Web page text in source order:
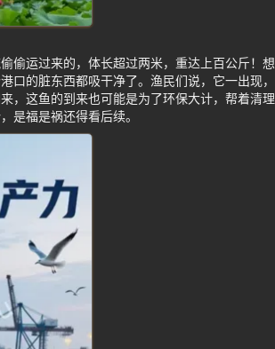
偷运过来的，体长超过两米，重达上百公斤！想
口的脏东西都吸干净了。渔民们说，它一出现，
，这鱼的到来也可能是为了环保大计，帮着清理
是福是祸还得看后续。